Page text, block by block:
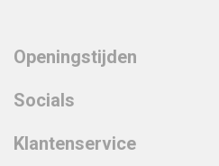
Openingstijden
Socials
Klantenservice